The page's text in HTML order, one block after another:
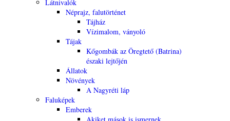
Látnivalók
Néprajz, falutörténet
Tájház
Vízimalom, ványoló
Tájak
Kőgombák az Öregtető (Batrina)
északi lejtőjén
Állatok
Növények
A Nagyréti láp
Faluképek
Emberek